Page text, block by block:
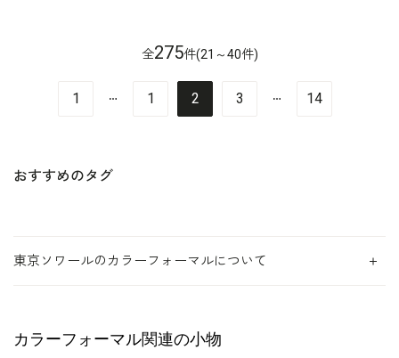
全275件(21～40件)
1 1 2 3 14
おすすめのタグ
東京ソワールのカラーフォーマルについて
カラーフォーマル関連の小物